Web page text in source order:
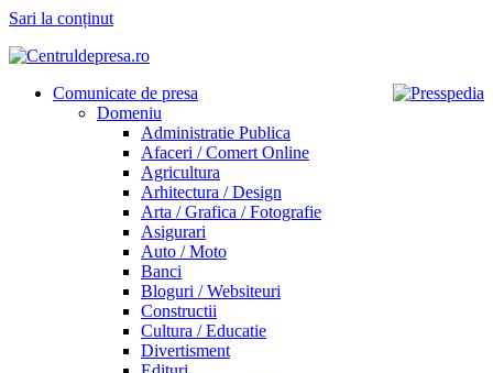
Sari la conținut
Comunicate de presa
Domeniu
Administratie Publica
Afaceri / Comert Online
Agricultura
Arhitectura / Design
Arta / Grafica / Fotografie
Asigurari
Auto / Moto
Banci
Bloguri / Websiteuri
Constructii
Cultura / Educatie
Divertisment